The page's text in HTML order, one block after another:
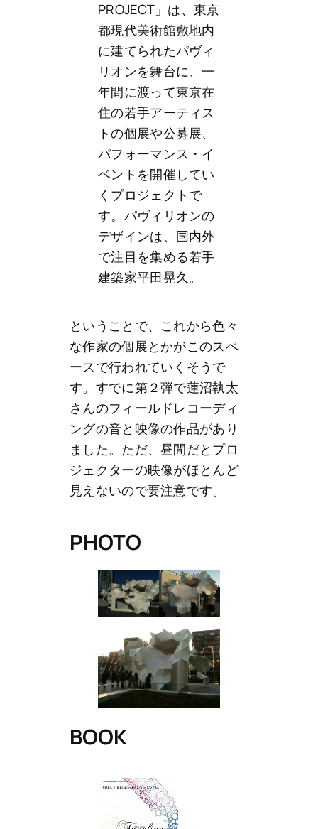
PROJECT」は、東京
都現代美術館敷地内
に建てられたパヴィ
リオンを舞台に、一
年間に渡って東京在
住の若手アーティス
トの個展や公募展、
パフォーマンス・イ
ベントを開催してい
くプロジェクトで
す。パヴィリオンの
デザインは、国内外
で注目を集める若手
建築家平田晃久。
ということで、これから色々
な作家の個展とかがこのスペ
ースで行われていくそうで
す。すでに第２弾で蓮沼執太
さんのフィールドレコーディ
ングの音と映像の作品があり
ました。ただ、昼間だとプロ
ジェクターの映像がほとんど
見えないので要注意です。
PHOTO
BOOK